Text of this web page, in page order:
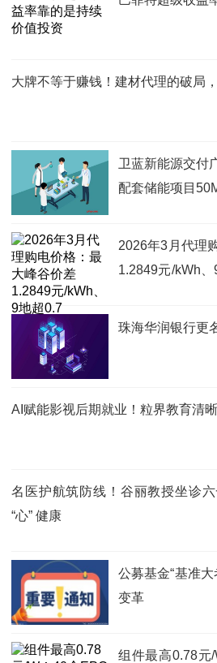
大牌不等于赚钱！建材代理的破局
卫蓝新能源交付
配套储能项目
2026年3月代理
1.2849元/kWh
珠海华润银行更
AI赋能影视后期就业！粒界教育清
名医护航筑防线！谷丽教授坐诊
“心” 健康
公募基金“基准
变革
组件最高0.78元